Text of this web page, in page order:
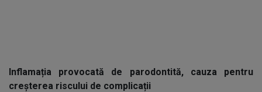
Inflamația provocată de parodontită, cauza pentru
creșterea riscului de complicații